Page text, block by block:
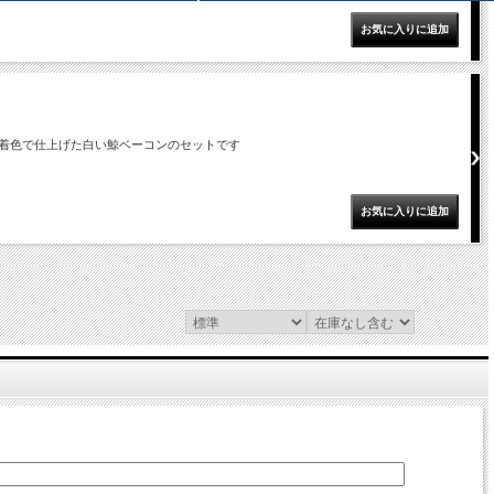
色で仕上げた白い鯨ベーコンのセットです